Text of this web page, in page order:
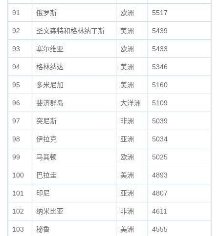
91 俄罗斯 欧洲 5517
92 圣文森特和格林纳丁斯 美洲 5439
93 塞尔维亚 欧洲 5433
94 格林纳达 美洲 5346
95 多米尼加 美洲 5160
96 斐济群岛 大洋洲 5109
97 突尼斯 非洲 5039
98 伊拉克 亚洲 5034
99 马其顿 欧洲 5025
100 巴拉圭 美洲 4893
101 印尼 亚洲 4807
102 纳米比亚 非洲 4611
103 秘鲁 美洲 4555